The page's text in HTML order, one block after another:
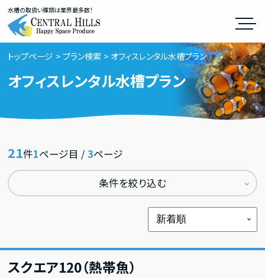
水槽の取扱い種類は業界最多数！
トップページ プラン検索 オフィスレンタル水槽プラン
オフィスレンタル水槽プラン
21件1ページ目 /3ページ
条件を絞り込む
スクエア120（熱帯魚）